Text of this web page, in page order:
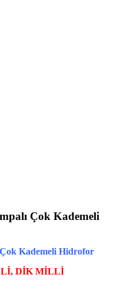
Çok Kademeli
Kademeli Hidrofor
DİK MİLLİ